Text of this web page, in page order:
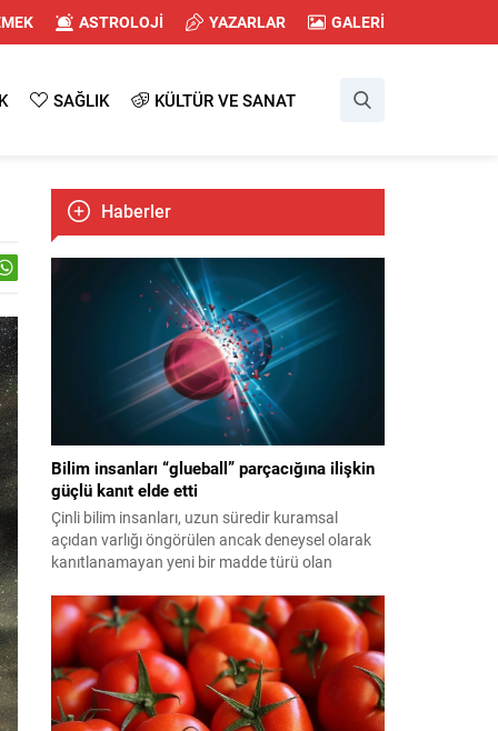
ASTROLOJİ YAZARLAR GALERİ
SAĞLIK KÜLTÜR VE SANAT
Haberler
Bilim insanları “glueball” parçacığına ilişkin
güçlü kanıt elde etti
Çinli bilim insanları, uzun süredir kuramsal
açıdan varlığı öngörülen ancak deneysel olarak
kanıtlanamayan yeni bir madde türü olan
kanıt elde etti.